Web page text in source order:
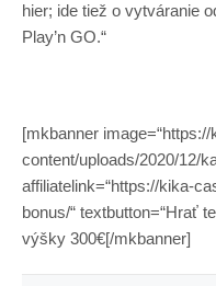
hier; ide tiež o vytváranie
Play’n GO.“
[mkbanner
content/uploads/2020/12/
affiliatelink=“https://kika-
bonus/“ textbutton=“Hrať
výšky 300€[/mkbanner]